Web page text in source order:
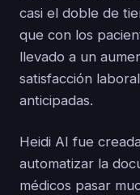
casi el doble de
que con los
llevado a un
satisfacción
anticipadas.
Heidi AI fue
automatizar la
médicos pasar